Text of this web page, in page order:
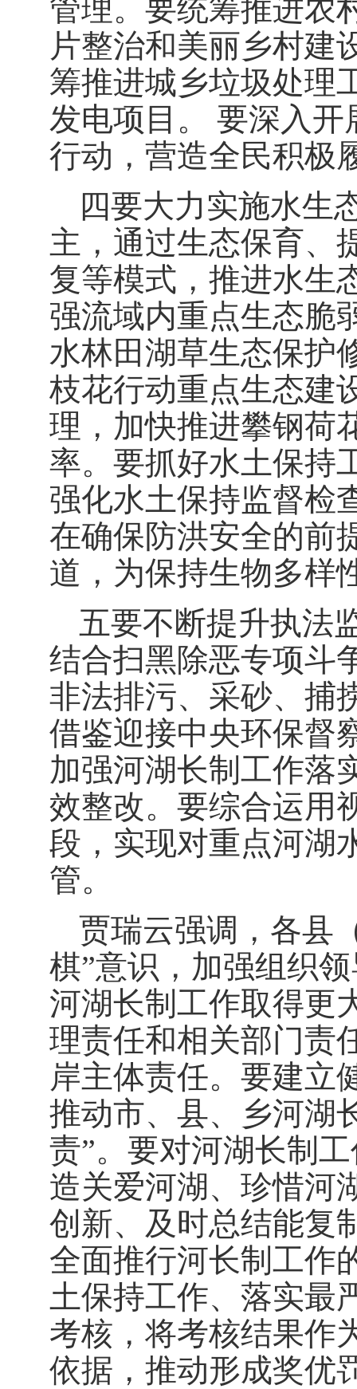
管理。要统筹推进农
片整治和美丽乡村建
筹推进城乡垃圾处理
发电项目。
要深入开
行动，营造全民积极
四要大力实施水生
主，通过生态保育、
复等模式，推进水生
强流域内重点生态脆
水林田湖草生态保护
枝花行动重点生态建
理，加快推进攀钢荷
率。要抓好水土保持
强化水土保持监督检
在确保防洪安全的前
道，为保持生物多样
五要不断提升执法
结合扫黑除恶专项斗
非法排污、采砂、捕
借鉴迎接中央环保督
加强河湖长制工作落
效整改。要综合运用
段，实现对重点河湖
管。
贾瑞云强调，各县
棋”意识，加强组织
河湖长制工作取得更
理责任和相关部门责
岸主体责任。要建立
推动市、县、乡河湖
责”。要对河湖长制
造关爱河湖、珍惜河
创新、及时总结能复
全面推行河长制工作
土保持工作、落实最
考核，将考核结果作
依据，推动形成奖优